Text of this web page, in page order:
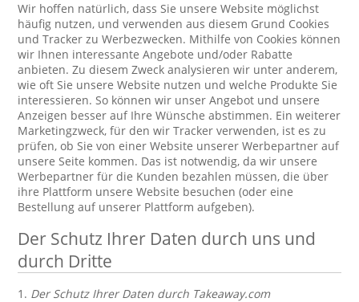
Wir hoffen natürlich, dass Sie unsere Website möglichst
häufig nutzen, und verwenden aus diesem Grund Cookies
und Tracker zu Werbezwecken. Mithilfe von Cookies können
wir Ihnen interessante Angebote und/oder Rabatte
anbieten. Zu diesem Zweck analysieren wir unter anderem,
wie oft Sie unsere Website nutzen und welche Produkte Sie
interessieren. So können wir unser Angebot und unsere
Anzeigen besser auf Ihre Wünsche abstimmen. Ein weiterer
Marketingzweck, für den wir Tracker verwenden, ist es zu
prüfen, ob Sie von einer Website unserer Werbepartner auf
unsere Seite kommen. Das ist notwendig, da wir unsere
Werbepartner für die Kunden bezahlen müssen, die über
ihre Plattform unsere Website besuchen (oder eine
Bestellung auf unserer Plattform aufgeben).
Der Schutz Ihrer Daten durch uns und
durch Dritte
1. Der Schutz Ihrer Daten durch Takeaway.com